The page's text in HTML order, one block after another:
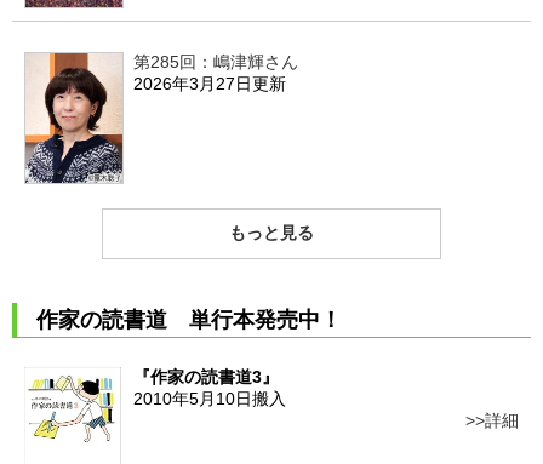
第285回：嶋津輝さん
2026年3月27日更新
もっと見る
作家の読書道 単行本発売中！
『作家の読書道3』
2010年5月10日搬入
詳細